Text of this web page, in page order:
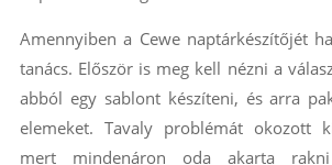
Amennyiben a Cewe naptárkészítőjét
tanács. Először is meg kell nézni a
abból egy sablont készíteni, és arra
elemeket. Tavaly problémát okozott
mert mindenáron oda akarta